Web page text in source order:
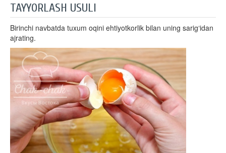
TAYYORLASH USULI
Birinchi navbatda tuxum oqini ehtiyotkorlik bilan uning sarig‘idan
ajrating.